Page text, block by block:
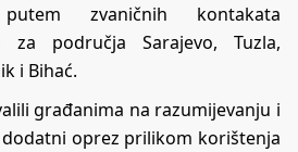
zvaničnih kontakata
za područja Sarajevo, Tuzla,
i Bihać.
građanima na razumijevanju i
oprez prilikom korištenja